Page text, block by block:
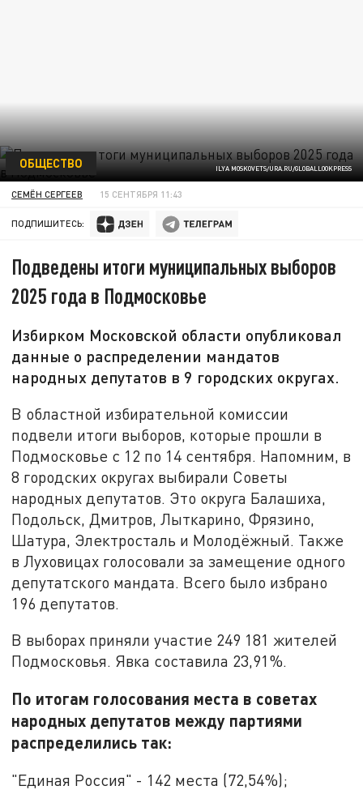
ILYA MOSKOVETS/URA.RU/GLOBALLOOKPRESS
ОБЩЕСТВО
СЕМЁН СЕРГЕЕВ 15 СЕНТЯБРЯ 11:43
ПОДПИШИТЕСЬ:
Подведены итоги муниципальных выборов
2025 года в Подмосковье
Избирком Московской области опубликовал
данные о распределении мандатов
народных депутатов в 9 городских округах.
В областной избирательной комиссии
подвели итоги выборов, которые прошли в
Подмосковье с 12 по 14 сентября. Напомним, в
8 городских округах выбирали Советы
народных депутатов. Это округа Балашиха,
Подольск, Дмитров, Лыткарино, Фрязино,
Шатура, Электросталь и Молодёжный. Также
в Луховицах голосовали за замещение одного
депутатского мандата. Всего было избрано
196 депутатов.
В выборах приняли участие 249 181 жителей
Подмосковья. Явка составила 23,91%.
По итогам голосования места в советах
народных депутатов между партиями
распределились так:
"Единая Россия" - 142 места (72,54%);